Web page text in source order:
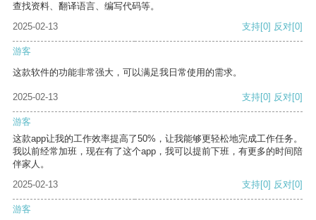
查找资料、翻译语言、编写代码等。
2025-02-13
支持[0] 反对[0]
游客
这款软件的功能非常强大，可以满足我日常使用的需求。
2025-02-13 支持[0] 反对[0]
游客
这款app让我的工作效率提高了50%，让我能够更轻松地完成工作任务。
我以前经常加班，现在有了这个app，我可以提前下班，有更多的时间陪
伴家人。
2025-02-13
支持[0] 反对[0]
游客